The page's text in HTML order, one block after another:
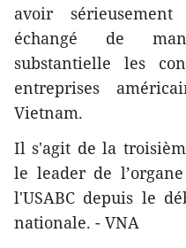
avoir
échangé de
substantielle les
entreprises
Vietnam.
Il s'agit de la
le leader de
l'USABC depuis le
nationale. - VNA